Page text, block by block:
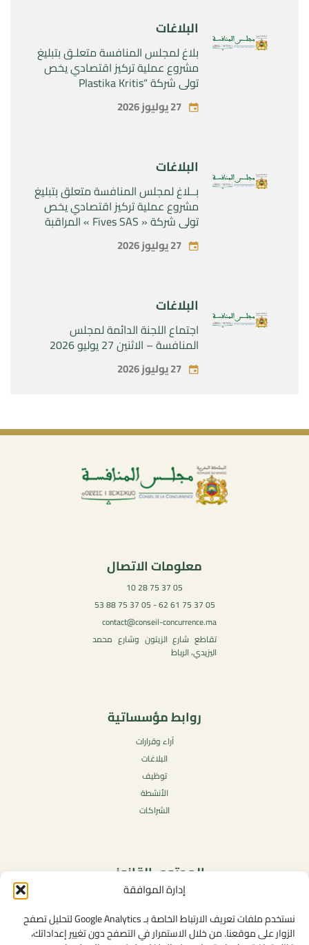
إدارة الموافقة
نستخدم ملفات تعريف الارتباط الخاصة بـ Google Analytics لتحليل تصفح
الزوار على موقعنا. من خلال الاستمرار في التصفح دون تغيير إعداداتك،
البلاغات
بلاغ لمجلس المنافسة متعلـق بتبليغ
مشروع عملية تركيز اقتصادي يخص
تولي شركة “Plastika Kritis
SA”المراقبة الحصرية لشركة
“Naturplas Industrial SARL” 27 يوليوز 2026
البلاغات
بــلاغ لمجلس المنافسة متعلق بتبليغ
مشروع عملية تركيز اقتصادي يخص
تولي شركة « Fives SAS » المراقبة
SAS »27 يوليوز 2026
البلاغات
اجتماع اللجنة الدائمة لمجلس
المنافسة – الاثنين 27 يوليو 2026
27 يوليوز 2026
معلومات الاتصال
05 37 75 28 10
05 37 75 61 62 - 05 37 75 88 53
contact@conseil-concurrence.ma
تقاطع شارع الزيتون وشارع محمد
اليزيدي، الرباط
روابط مؤسساتية
آراء وقرارات
البلاغات
توظيف
الأنشطة
الشراكات
المحتوى القانوني
سياسة الخصوصية
شروط الاستخدام العامة
الإشعارات القانونية